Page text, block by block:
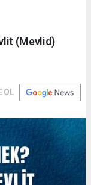
(Mevlid)
OL